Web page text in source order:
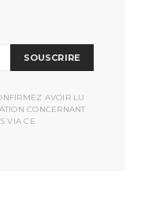
SOUSCRIRE
AVOIR LU
CONCERNANT
VIA CE